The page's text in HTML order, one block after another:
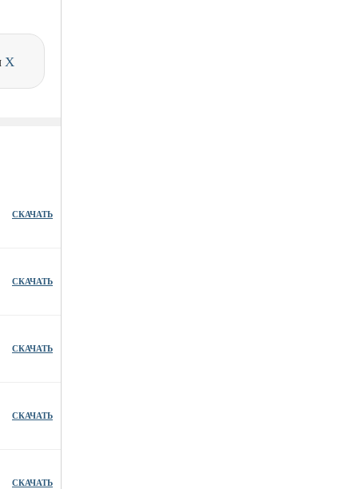
X
СКАЧАТЬ
СКАЧАТЬ
СКАЧАТЬ
СКАЧАТЬ
СКАЧАТЬ